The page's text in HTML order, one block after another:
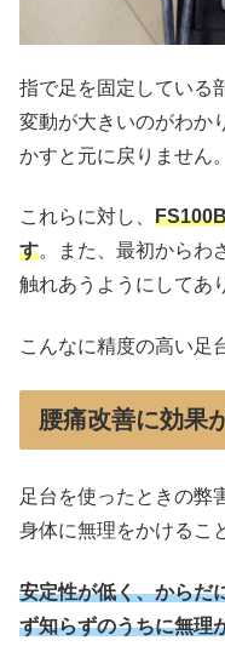
指で足を固定している
変動が大きいのがわか
かすと元に戻りません。
これらに対し、
す。また、最初からわ
触れあうようにしてあ
こんなに精度の高い足
腰痛改善に効果
足台を使ったときの弊
身体に無理をかけるこ
安定性が低く、からだ
ず知らずのうちに無理